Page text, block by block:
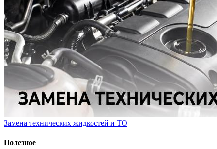
Замена технических жидкостей и ТО
Полезное